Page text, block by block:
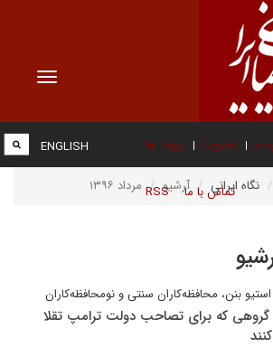
Toggle
ما عضویت پیوند ها
تماس با ما RSS
ENGLISH
نگاه ایرانی آرشیو مرداد ۱۳۹۶
بنن، محافظه‌کاران سنتی و نومحافظه‌کاران
که برای تصاحب دولت ترامپ تقلا